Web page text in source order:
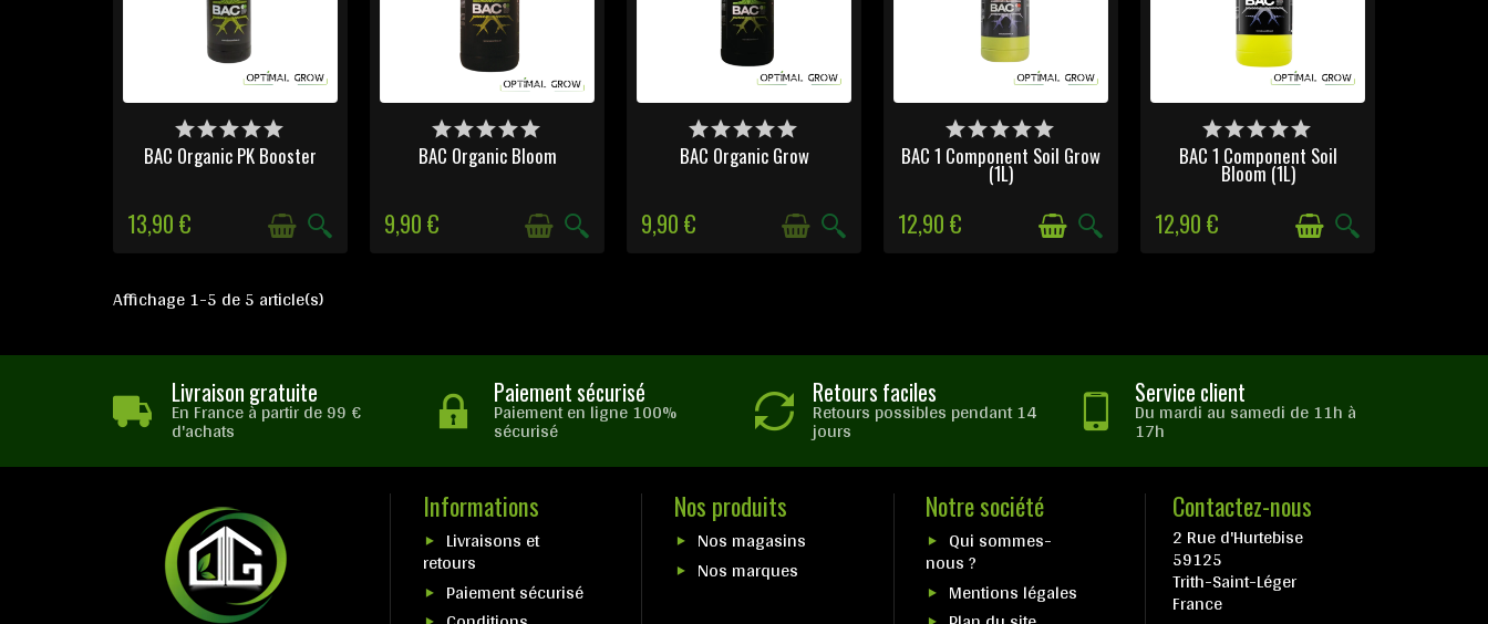
PRODUIT DISPONIBLE AVEC
D'AUTRES OPTIONS
BAC Organic PK Booster
13,90 €
DERNIERS ARTICLES EN STOCK
BAC Organic Bloom
9,90 €
DERNIERS ARTICLES EN STOCK
BAC Organic Grow
9,90 €
DERNIERS ARTICLES EN STOCK
BAC 1 Component Soil Grow
(1L)
12,90 €
DERNIERS ARTICLES EN STOCK
BAC 1 Component Soil
Bloom (1L)
12,90 €
Affichage 1-5 de 5 article(s)
Livraison gratuite
En France à partir de 99 €
d'achats
Paiement sécurisé
Paiement en ligne 100%
sécurisé
Retours faciles
Retours possibles pendant 14
jours
Service client
Du mardi au samedi de 11h à
17h
Informations
Livraisons et
retours
Paiement sécurisé
Nos produits
Nos magasins
Nos marques
Notre société
Qui sommes-
nous ?
Mentions légales
Contactez-nous
2 Rue d'Hurtebise
59125
Trith-Saint-Léger
France